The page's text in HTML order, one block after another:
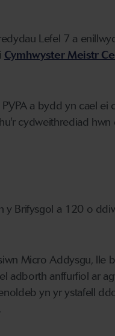
Lefel 7 a
Cymhwyster Meistr
a bydd yn cael ei
cydweithrediad
Brifysgol a 120 o
Micro Addysgu, lle
adborth anffurfiol ar
yn yr ystafell